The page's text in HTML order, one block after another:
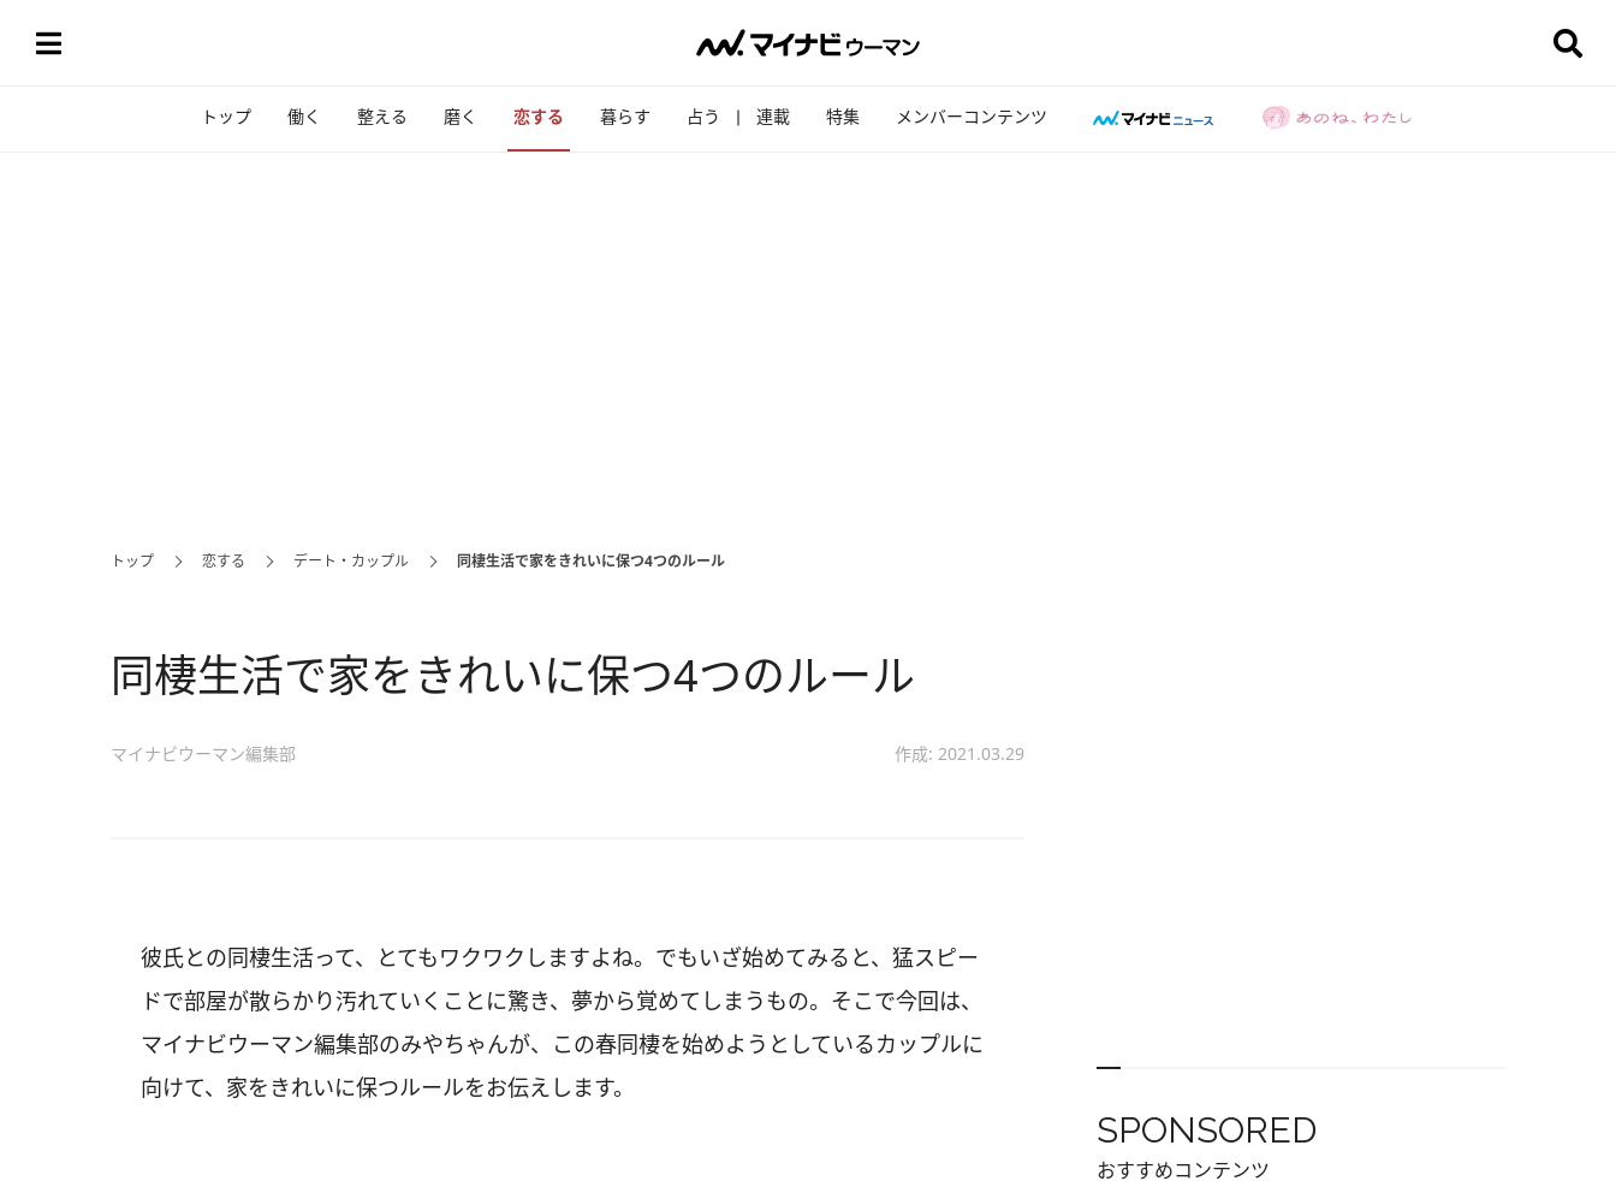
トップ 働く 整える 磨く 恋する 暮らす 占う 連載 特集 メンバーコンテンツ
トップ 恋する デート・カップル 同棲生活で家をきれいに保つ4つのルール
同棲生活で家をきれいに保つ4つのルール
マイナビウーマン編集部 作成: 2021.03.29
彼氏との同棲生活って、とてもワクワクしますよね。でもいざ始めてみると、猛スピー
ドで部屋が散らかり汚れていくことに驚き、夢から覚めてしまうもの。そこで今回は、
マイナビウーマン編集部のみやちゃんが、この春同棲を始めようとしているカップルに
向けて、家をきれいに保つルールをお伝えします。
SPONSORED
おすすめコンテンツ